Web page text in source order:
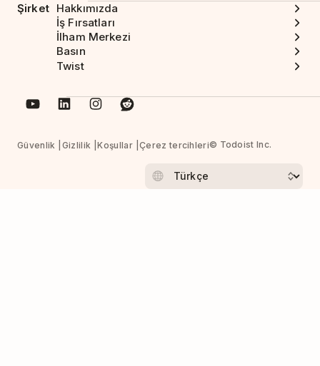
Şirket Hakkımızda
İş Fırsatları
İlham Merkezi
Basın
Twist
Güvenlik Gizlilik Koşullar Çerez tercihleri© Todoist Inc.